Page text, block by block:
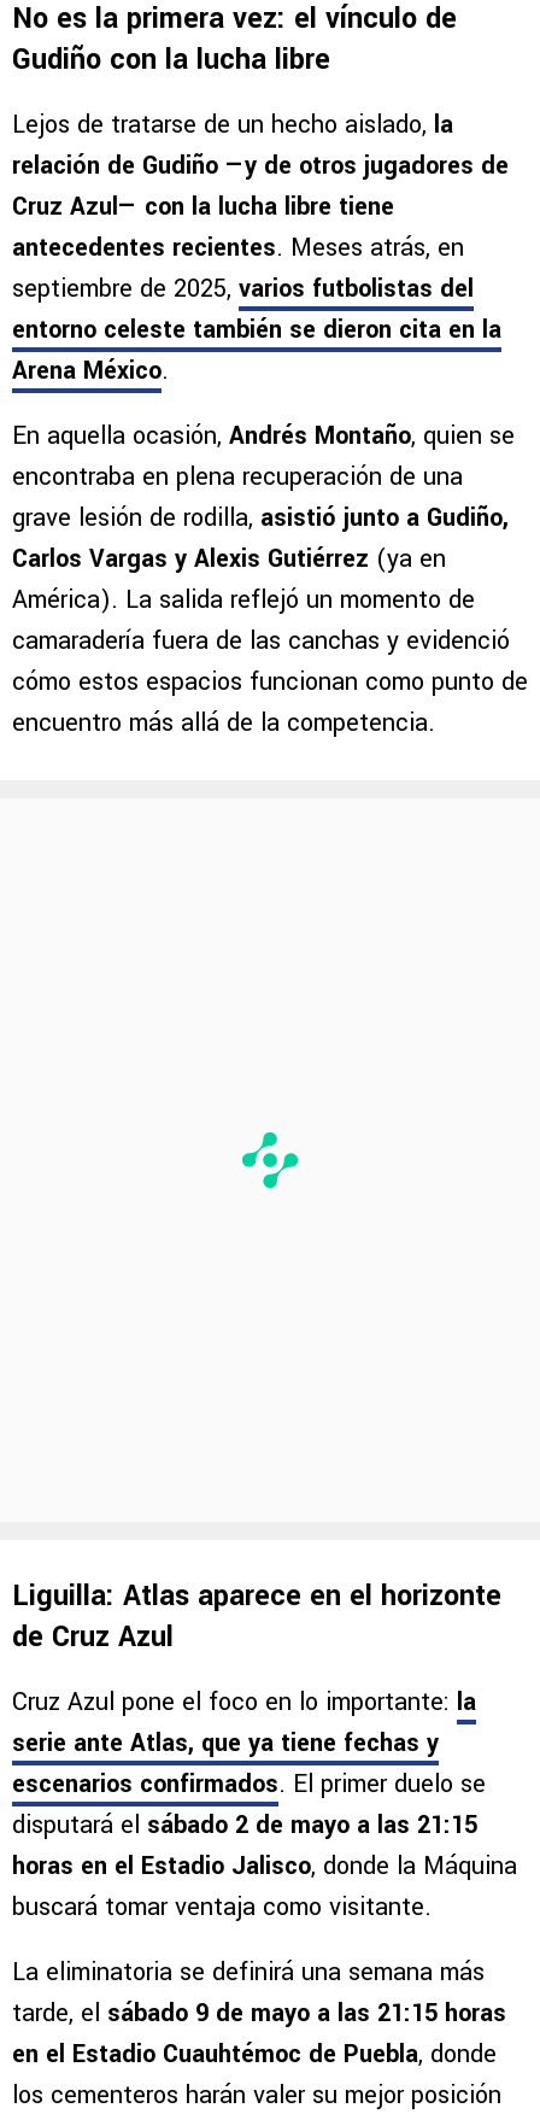
No es la primera vez: el vínculo de
Gudiño con la lucha libre
Lejos de tratarse de un hecho aislado, la
relación de Gudiño —y de otros jugadores de
Cruz Azul— con la lucha libre tiene
antecedentes recientes. Meses atrás, en
septiembre de 2025, varios futbolistas del
entorno celeste también se dieron cita en la
Arena México.
En aquella ocasión, Andrés Montaño, quien se
encontraba en plena recuperación de una
grave lesión de rodilla, asistió junto a Gudiño,
Carlos Vargas y Alexis Gutiérrez (ya en
América). La salida reflejó un momento de
camaradería fuera de las canchas y evidenció
cómo estos espacios funcionan como punto de
encuentro más allá de la competencia.
Liguilla: Atlas aparece en el horizonte
de Cruz Azul
Cruz Azul pone el foco en lo importante: la
serie ante Atlas, que ya tiene fechas y
escenarios confirmados. El primer duelo se
disputará el sábado 2 de mayo a las 21:15
horas en el Estadio Jalisco, donde la Máquina
buscará tomar ventaja como visitante.
La eliminatoria se definirá una semana más
tarde, el sábado 9 de mayo a las 21:15 horas
en el Estadio Cuauhtémoc de Puebla, donde
los cementeros harán valer su mejor posición